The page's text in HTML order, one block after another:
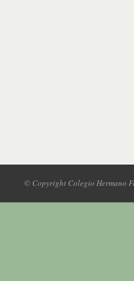
© Copyright Colegio Hermano